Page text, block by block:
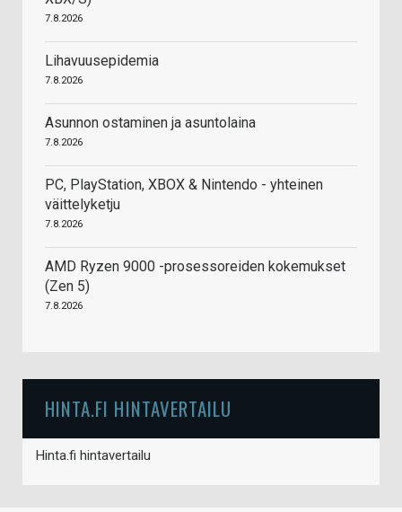
7.8.2026
Lihavuusepidemia
7.8.2026
Asunnon ostaminen ja asuntolaina
7.8.2026
PC, PlayStation, XBOX & Nintendo - yhteinen
väittelyketju
7.8.2026
AMD Ryzen 9000 -prosessoreiden kokemukset
(Zen 5)
7.8.2026
HINTA.FI HINTAVERTAILU
Hinta.fi hintavertailu